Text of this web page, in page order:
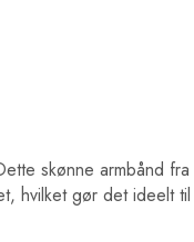
skønne armbånd
hvilket gør det ideelt